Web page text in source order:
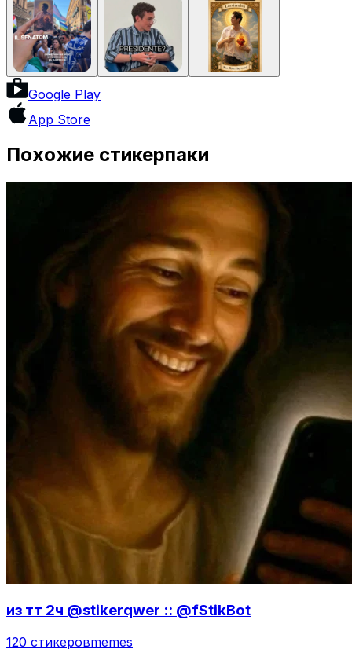
Google Play
App Store
Похожие стикерпаки
из тт 2ч @stikerqwer :: @fStikBot
120 стикеровmemes